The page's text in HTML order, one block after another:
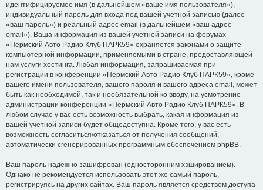
идентифицируемое имя (в дальнейшем «ваше имя пользователя»),
индивидуальный пароль для входа под вашей учётной записью (далее
«ваш пароль») и реальный адрес email (в дальнейшем «ваш адрес
email»). Ваша информация из вашей учётной записи на форумах
«Пермский Авто Радио Клуб ПАРК59» охраняется законами о защите
компьютерной информации, применяемыми в стране, предоставляющей
нам услуги хостинга. Любая информация, запрашиваемая при
регистрации в конференции «Пермский Авто Радио Клуб ПАРК59», кроме
вашего имени пользователя, вашего пароля и вашего адреса email, может
быть как необходимой, так и необязательной ко вводу, на усмотрение
администрации конференции «Пермский Авто Радио Клуб ПАРК59». В
любом случае у вас есть возможность выбрать, какая информация из
вашей учётной записи будет общедоступна. Кроме того, у вас есть
возможность согласиться/отказаться от получения сообщений,
автоматически сгенерированных программным обеспечением phpBB.
Ваш пароль надёжно зашифрован (односторонним хэшированием).
Однако не рекомендуется использовать этот же самый пароль,
регистрируясь на других сайтах. Ваш пароль является средством доступа